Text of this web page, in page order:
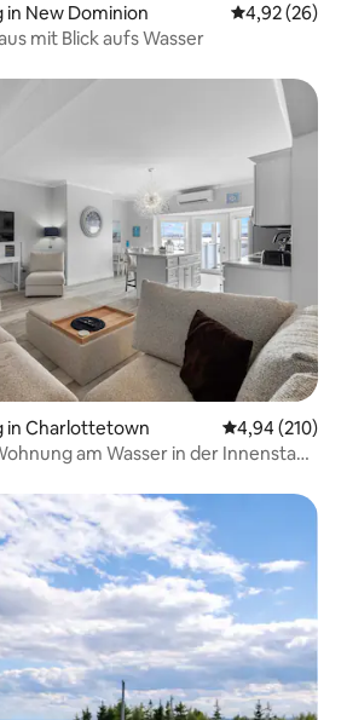
New Dominion
4,92 (26)
mit Blick aufs Wasser
in Charlottetown
4,94 (210)
am Wasser in der Innenstadt